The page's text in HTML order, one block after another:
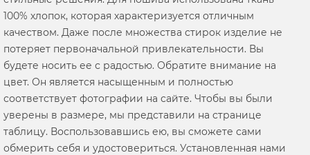
100% хлопок, которая характеризуется отличным
качеством. Даже после множества стирок изделие не
потеряет первоначальной привлекательности. Вы
будете носить ее с радостью. Обратите внимание на
цвет. Он является насыщенным и полностью
соответствует фотографии на сайте. Чтобы вы были
уверены в размере, мы представили на странице
таблицу. Воспользовавшись ею, вы сможете сами
обмерить себя и удостовериться. Установленная нами